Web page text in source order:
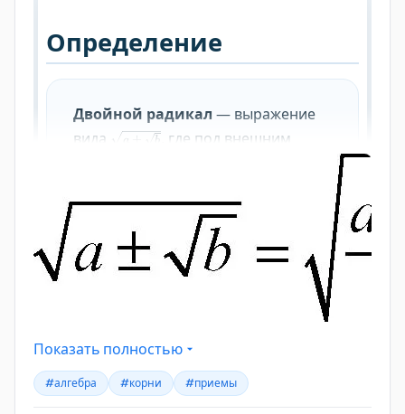
Показать полностью
#алгебра #корни #приемы